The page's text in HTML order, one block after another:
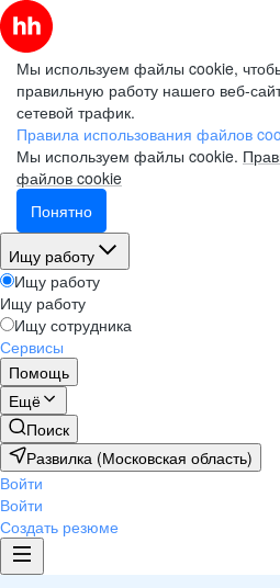
Мы используем файлы cookie,
правильную работу нашего веб-
сетевой трафик.
Правила использования файлов
Мы используем файлы cookie.
файлов cookie
Понятно
Ищу работу
Ищу работу
Ищу работу
Ищу сотрудника
Сервисы
Помощь
Ещё
Поиск
Развилка (Московская область)
Войти
Войти
Создать резюме